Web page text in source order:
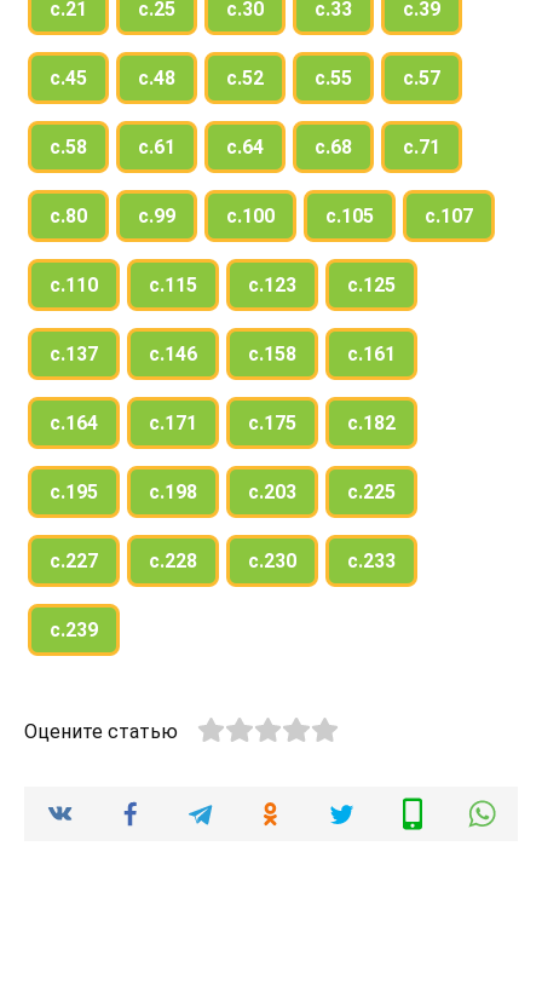
с.21 с.25 с.30 с.33 с.39
с.45 с.48 с.52 с.55 с.57
с.58 с.61 с.64 с.68 с.71
с.80 с.99 с.100 с.105 с.107
с.110 с.115 с.123 с.125
с.137 с.146 с.158 с.161
с.164 с.171 с.175 с.182
с.195 с.198 с.203 с.225
с.227 с.228 с.230 с.233
с.239
Оцените статью